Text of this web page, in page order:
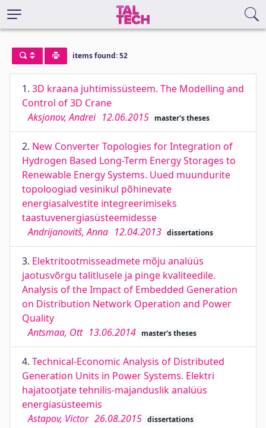
items found: 52
1. 3D kraana juhtimissüsteem. The Modelling and
Control of 3D Crane
Aksjonov, Andrei 12.06.2015 master's theses
2. New Converter Topologies for Integration of
Hydrogen Based Long-Term Energy Storages to
Renewable Energy Systems. Uued muundurite
topoloogiad vesinikul põhinevate
energiasalvestite integreerimiseks
taastuvenergiasüsteemidesse
Andrijanovitš, Anna 12.04.2013 dissertations
3. Elektritootmisseadmete mõju analüüs
jaotusvõrgu talitlusele ja pinge kvaliteedile.
Analysis of the Impact of Embedded Generation
on Distribution Network Operation and Power
Quality
Antsmaa, Ott 13.06.2014 master's theses
4. Technical-Economic Analysis of Distributed
Generation Units in Power Systems. Elektri
hajatootjate tehnilis-majanduslik analüüs
energiasüsteemis
Astapov, Victor 26.08.2015 dissertations